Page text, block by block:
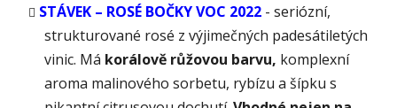
STÁVEK – ROSÉ BOČKY VOC 2022 - seriózní,
strukturované rosé z výjimečných padesátiletých
vinic. Má korálově růžovou barvu, komplexní
aroma malinového sorbetu, rybízu a šípku s